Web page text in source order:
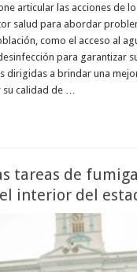
articular las acciones de
salud para abordar
como el acceso al
para garantizar
dirigidas a brindar una
calidad de …
tareas de
interior del